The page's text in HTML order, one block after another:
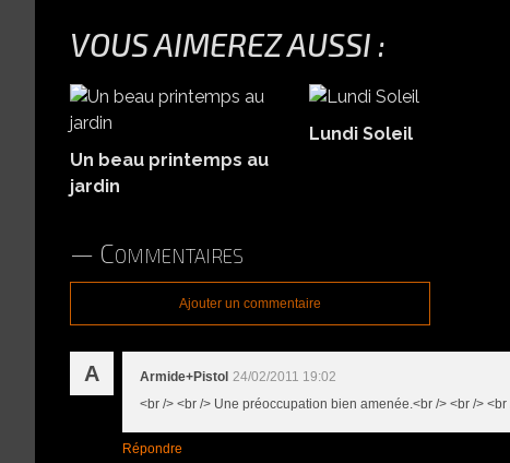
VOUS AIMEREZ AUSSI :
Un beau printemps au
jardin
Lundi Soleil
Commentaires
Ajouter un commentaire
A Armide+Pistol 24/02/2011 19:02
<br /> <br /> Une préoccupation bien amenée.<br /> <br /> <br
Répondre